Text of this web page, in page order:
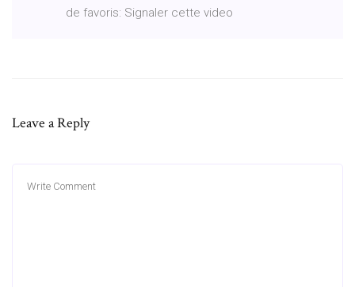
de favoris: Signaler cette video
Leave a Reply